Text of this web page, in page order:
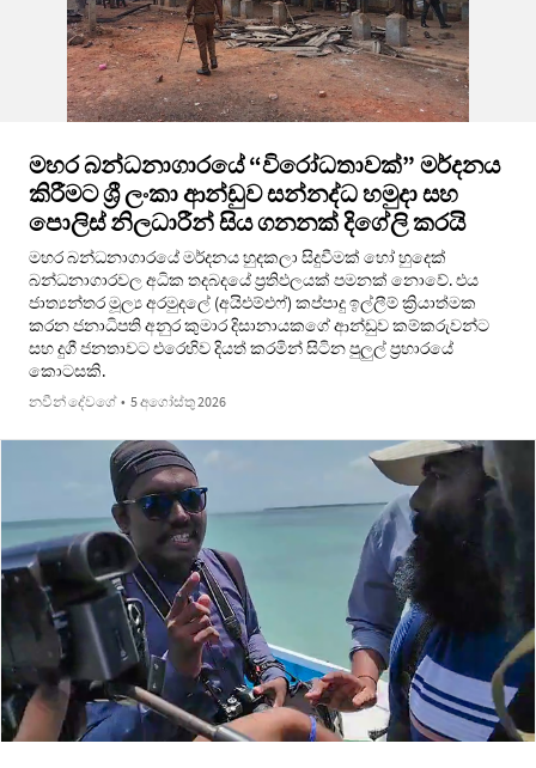
මහර බන්ධනාගාරයේ “විරෝධතාවක්” මර්දනය
කිරීමට ශ්‍රී ලංකා ආන්ඩුව සන්නද්ධ හමුදා සහ
පොලිස් නිලධාරීන් සිය ගනනක් දිගේලි කරයි
මහර බන්ධනාගාරයේ මර්දනය හුදකලා සිදුවීමක් හෝ හුදෙක්
බන්ධනාගාරවල අධික තදබදයේ ප්‍රතිඵලයක් පමනක් නොවේ. එය
ජාත්‍යන්තර මූල්‍ය අරමුදලේ (අයිඑම්එෆ්) කප්පාදු ඉල්ලීම් ක්‍රියාත්මක
කරන ජනාධිපති අනුර කුමාර දිසානායකගේ ආන්ඩුව කම්කරුවන්ට
සහ දුගී ජනතාවට එරෙහිව දියත් කරමින් සිටින පුලුල් ප්‍රහාරයේ
කොටසකි.
නවීන් දේවගේ • 5 අගෝස්තු 2026